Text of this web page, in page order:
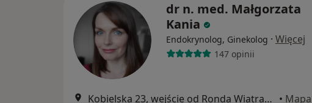
dr n. med. Małgorzata
Kania
Endokrynolog, Ginekolog · Więcej
147 opinii
Kobielska 23, wejście od Ronda Wiatraczna, Galeria Grochów, Warszawa • Mapa